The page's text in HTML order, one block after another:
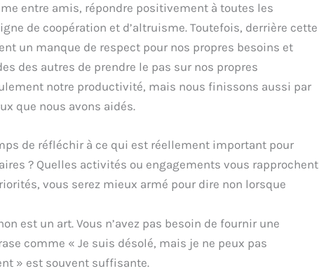
entre amis, répondre positivement à toutes les
de coopération et d’altruisme. Toutefois, derrière cette
un manque de respect pour nos propres besoins et
des autres de prendre le pas sur nos propres
notre productivité, mais nous finissons aussi par
que nous avons aidés.
de réfléchir à ce qui est réellement important pour
? Quelles activités ou engagements vous rapprochent
vous serez mieux armé pour dire non lorsque
est un art. Vous n’avez pas besoin de fournir une
comme « Je suis désolé, mais je ne peux pas
» est souvent suffisante.